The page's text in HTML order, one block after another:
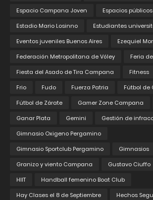
Espacio Campana Joven
Espacios
Estadio Mario Losinno
Estudiantes
Eventos juveniles Buenos Aires
Ezequiel
Federación Metropolitana de Vóley
Feria
Fiesta del Asado de Tira Campana
Fitness
Frio
Fudo Fuerza Patria
Fútbol de
Fútbol de Zárate
Gamer Zone Campana
Ganar Plata
Gemini
Gestión de
Gimnasio Oxigeno Pergamino
Gimnasio Sportclub Pergamino
Gimnasios
Granizo y viento Campana
Gustavo Ciuffo
HIIT
Handball femenino Boat Club
Hay Clases el 8 de Septiembre
Hechos